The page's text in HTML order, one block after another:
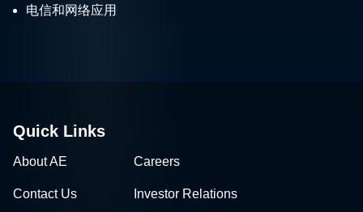
电信和网络应用
Quick Links
About AE Careers
Contact Us Investor Relations